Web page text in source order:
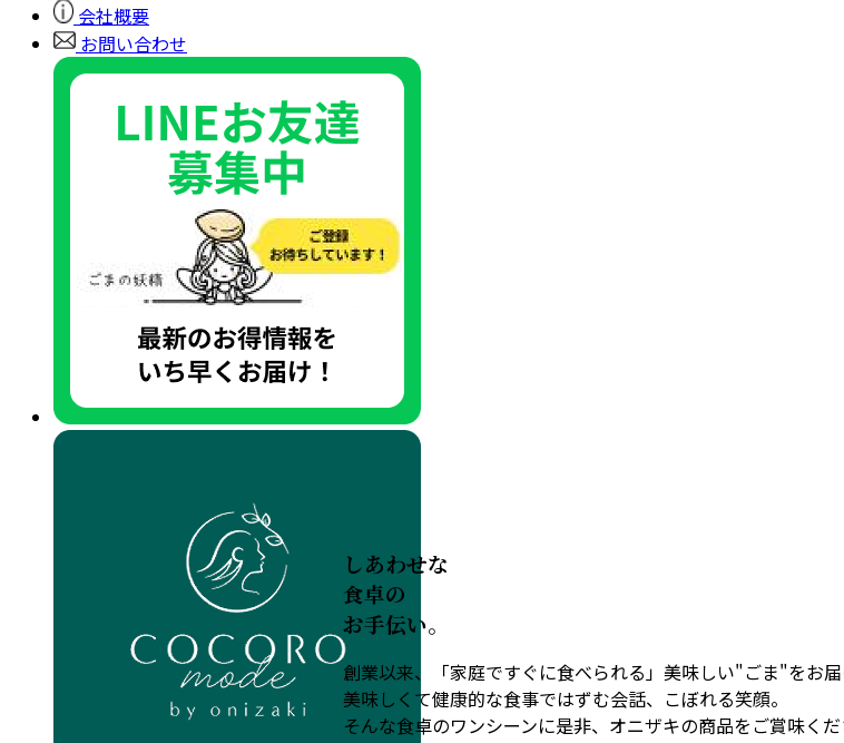
会社概要
お問い合わせ
しあわせな
食卓の
お手伝い。
創業以来、「家庭ですぐに食べられる」美味しい"ごま"をお
美味しくて健康的な食事ではずむ会話、こぼれる笑顔。
そんな食卓のワンシーンに是非、オニザキの商品をご賞味くだ